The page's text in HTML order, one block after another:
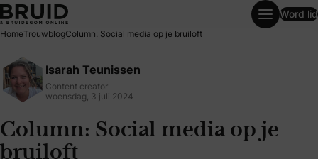
Column: Social media op je bruiloft
Word lid
HomeTrouwblogColumn: Social media op je bruiloft
Isarah Teunissen
Content creator
woensdag, 3 juli 2024
Column: Social media op je
bruiloft